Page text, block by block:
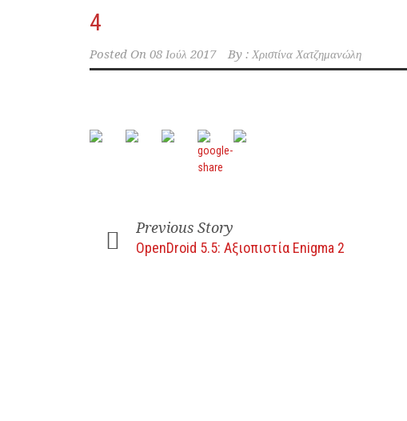
4
Posted On 08 Ιούλ 2017 By : Χριστίνα Χατζημανώλη
Previous Story
OpenDroid 5.5: Αξιοπιστία Enigma 2